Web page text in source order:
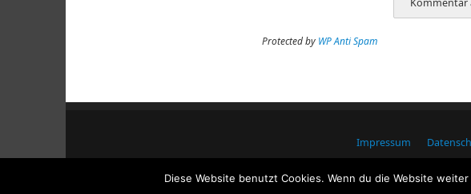
Protected by WP Anti Spam
Impressum
Diese Website benutzt Cookies. Wenn du die Website